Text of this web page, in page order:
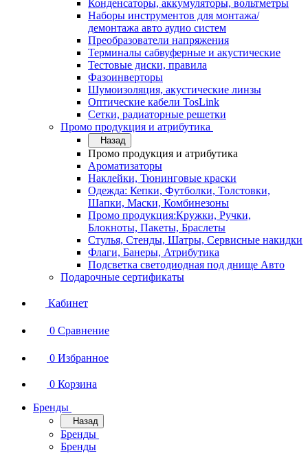
Конденсаторы, аккумуляторы, вольтметры
Наборы инструментов для монтажа/
демонтажа авто аудио систем
Преобразователи напряжения
Терминалы сабвуферные и акустические
Тестовые диски, правила
Фазоинверторы
Шумоизоляция, акустические линзы
Оптические кабели TosLink
Сетки, радиаторные решетки
Промо продукция и атрибутика
Назад
Промо продукция и атрибутика
Ароматизаторы
Наклейки, Тюнинговые краски
Одежда: Кепки, Футболки, Толстовки,
Шапки, Маски, Комбинезоны
Промо продукция:Кружки, Ручки,
Блокноты, Пакеты, Браслеты
Стулья, Стенды, Шатры, Сервисные накидки
Флаги, Банеры, Атрибутика
Подсветка светодиодная под днище Авто
Подарочные сертификаты
Кабинет
0 Сравнение
0 Избранное
0 Корзина
Бренды
Назад
Бренды
Бренды